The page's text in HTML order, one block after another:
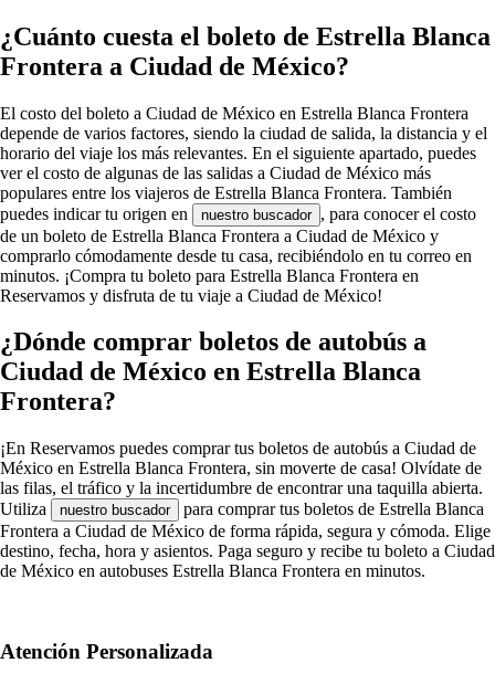
¿Cuánto cuesta el boleto de Estrella Blanca
Frontera a Ciudad de México?
El costo del boleto a Ciudad de México en Estrella Blanca Frontera
depende de varios factores, siendo la ciudad de salida, la distancia y el
horario del viaje los más relevantes. En el siguiente apartado, puedes
ver el costo de algunas de las salidas a Ciudad de México más
populares entre los viajeros de Estrella Blanca Frontera. También
puedes indicar tu origen en
nuestro buscador , para conocer el costo
de un boleto de Estrella Blanca Frontera a Ciudad de México y
comprarlo cómodamente desde tu casa, recibiéndolo en tu correo en
minutos. ¡Compra tu boleto para Estrella Blanca Frontera en
Reservamos y disfruta de tu viaje a Ciudad de México!
¿Dónde comprar boletos de autobús a
Ciudad de México en Estrella Blanca
Frontera?
¡En Reservamos puedes comprar tus boletos de autobús a Ciudad de
México en Estrella Blanca Frontera, sin moverte de casa! Olvídate de
las filas, el tráfico y la incertidumbre de encontrar una taquilla abierta.
Utiliza
nuestro buscador
para comprar tus boletos de Estrella Blanca
Frontera a Ciudad de México de forma rápida, segura y cómoda. Elige
destino, fecha, hora y asientos. Paga seguro y recibe tu boleto a Ciudad
de México en autobuses Estrella Blanca Frontera en minutos.
Atención Personalizada